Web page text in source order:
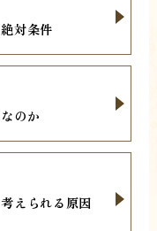
対条件
のか
えられる原因